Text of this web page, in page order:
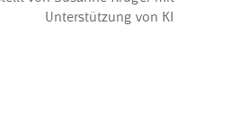
Unterstützung von KI